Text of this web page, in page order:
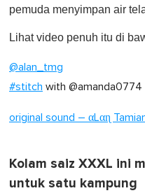
pemuda menyimpan air
Lihat video penuh itu di
@alan_tmg
#stitch with @amanda0774
original sound – αLαɳ
Kolam saiz XXXL ini
untuk satu kampung